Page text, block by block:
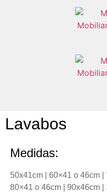
Lavabos
Medidas:
50x41cm | 60×41 o 46cm |
80×41 o 46cm | 90x46cm